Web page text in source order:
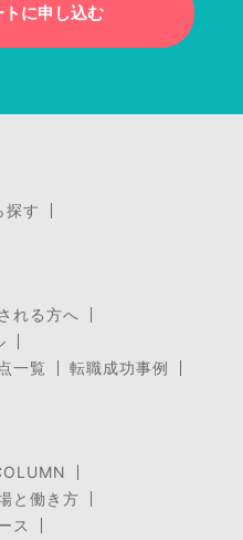
に申し込む
探す
れる方へ
一覧
転職成功事例
と働き方
ス